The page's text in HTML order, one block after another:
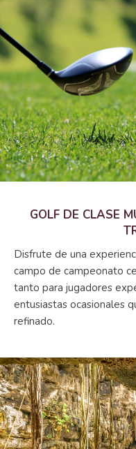
GOLF DE CLASE
Disfrute de una
campo de campeonato
tanto para jugadores
entusiastas ocasionales
refinado.